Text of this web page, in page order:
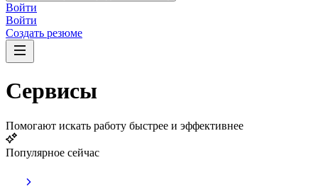
Войти
Войти
Создать резюме
Сервисы
Помогают искать работу быстрее и эффективнее
Популярное сейчас